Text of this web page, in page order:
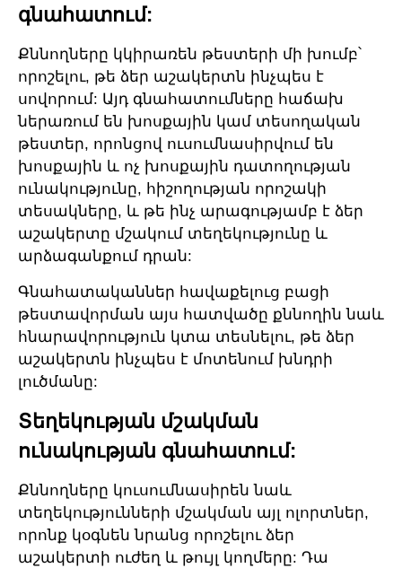
գնահատում:
Քննողները կկիրառեն թեստերի մի խումբ՝
որոշելու, թե ձեր աշակերտն ինչպես է
սովորում: Այդ գնահատումները հաճախ
ներառում են խոսքային կամ տեսողական
թեստեր, որոնցով ուսումնասիրվում են
խոսքային և ոչ խոսքային դատողության
ունակությունը, հիշողության որոշակի
տեսակները, և թե ինչ արագությամբ է ձեր
աշակերտը մշակում տեղեկությունը և
արձագանքում դրան:
Գնահատականներ հավաքելուց բացի
թեստավորման այս հատվածը քննողին նաև
հնարավորություն կտա տեսնելու, թե ձեր
աշակերտն ինչպես է մոտենում խնդրի
լուծմանը:
Տեղեկության մշակման
ունակության գնահատում:
Քննողները կուսումնասիրեն նաև
տեղեկությունների մշակման այլ ոլորտներ,
որոնք կօգնեն նրանց որոշելու ձեր
աշակերտի ուժեղ և թույլ կողմերը: Դա